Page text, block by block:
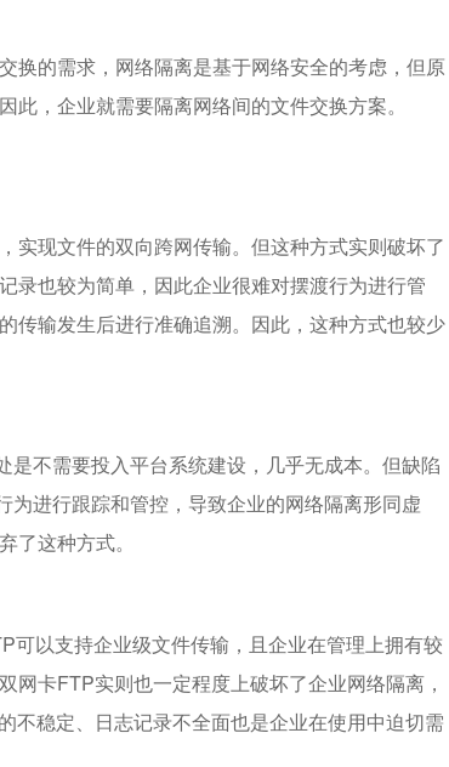
换的需求，网络隔离是基于网络安全的考虑，但原
，企业就需要隔离网络间的文件交换方案。
实现文件的双向跨网传输。但这种方式实则破坏了
录也较为简单，因此企业很难对摆渡行为进行管
传输发生后进行准确追溯。因此，这种方式也较少
不需要投入平台系统建设，几乎无成本。但缺陷
进行跟踪和管控，导致企业的网络隔离形同虚
这种方式。
以支持企业级文件传输，且企业在管理上拥有较
卡FTP实则也一定程度上破坏了企业网络隔离，
不稳定、日志记录不全面也是企业在使用中迫切需